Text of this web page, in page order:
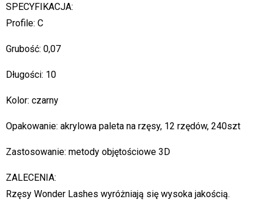
SPECYFIKACJA:
Profile: C
Grubość: 0,07
Długości: 10
Kolor: czarny
Opakowanie: akrylowa paleta na rzęsy, 12 rzędów, 240szt
Zastosowanie: metody objętościowe 3D
ZALECENIA:
Rzęsy Wonder Lashes wyróżniają się wysoka jakością.